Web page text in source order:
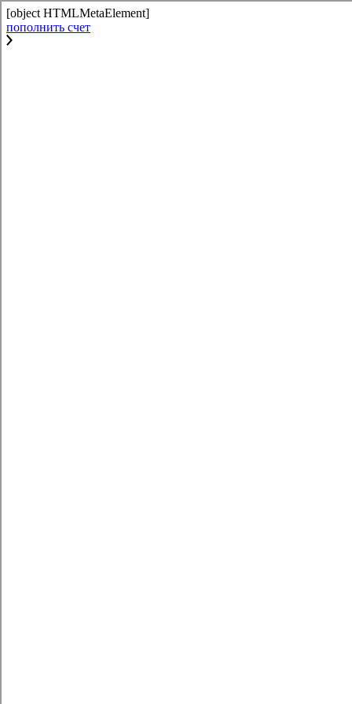
[object HTMLMetaElement]
пополнить счет